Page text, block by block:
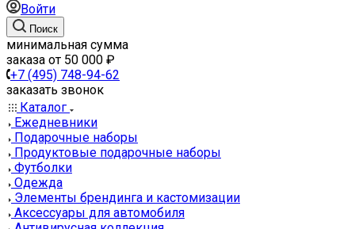
Войти
Поиск
минимальная сумма
заказа от 50 000 ₽
+7 (495) 748-94-62
заказать звонок
Каталог
Ежедневники
Подарочные наборы
Продуктовые подарочные наборы
Футболки
Одежда
Элементы брендинга и кастомизации
Аксессуары для автомобиля